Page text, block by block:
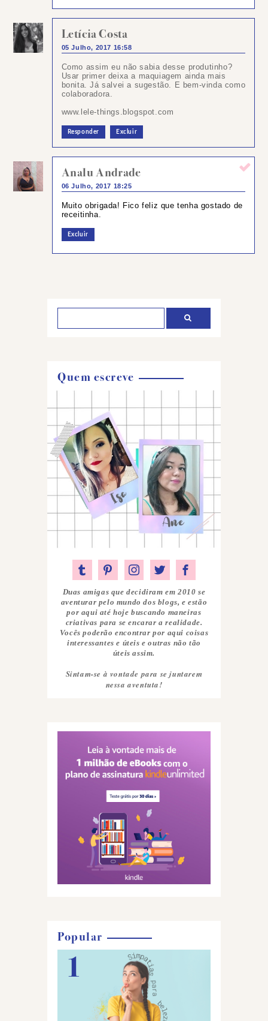
Letícia Costa
05 Julho, 2017 16:58
Como assim eu não sabia desse produtinho?
Usar primer deixa a maquiagem ainda mais
bonita. Já salvei a sugestão. E bem-vinda como
colaboradora.
www.lele-things.blogspot.com
Responder Excluir
Analu Andrade
06 Julho, 2017 18:25
Muito obrigada! Fico feliz que tenha gostado de
receitinha.
Excluir
Quem escreve
Duas amigas que decidiram em 2010 se
aventurar pelo mundo dos blogs, e estão
por aqui até hoje buscando maneiras
criativas para se encarar a realidade.
Vocês poderão encontrar por aqui coisas
interessantes e úteis e outras não tão
úteis assim.
Sintam-se à vontade para se juntarem
nessa aventuta!
Popular